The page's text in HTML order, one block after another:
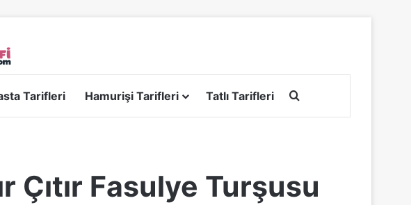
Tarifleri Hamurişi Tarifleri Tatlı Tarifleri
Çıtır Fasulye Turşusu